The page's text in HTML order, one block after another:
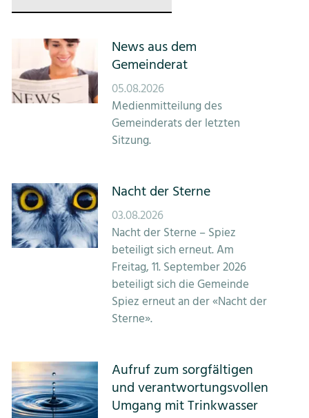
Verkehrsbehinderungen
Standorte der Defibrillatoren in der
Gemeinde Spiez
Nutzungsstrategie
Zentrumsentwicklung
Tourismus
News aus dem
Gemeinderat
05.08.2026
Medienmitteilung des
Gemeinderats der letzten
Sitzung.
Nacht der Sterne
03.08.2026
Nacht der Sterne – Spiez
beteiligt sich erneut. Am
Freitag, 11. September 2026
beteiligt sich die Gemeinde
Spiez erneut an der «Nacht der
Sterne».
Aufruf zum sorgfältigen
und verantwortungsvollen
Umgang mit Trinkwasser